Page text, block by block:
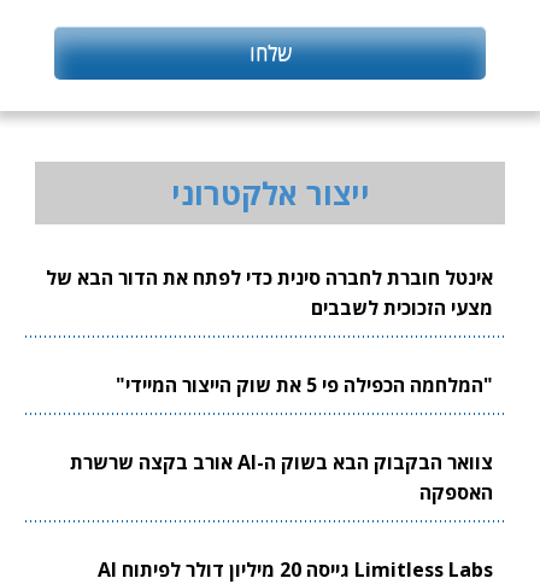
ייצור אלקטרוני
אינטל חוברת לחברה סינית כדי לפתח את הדור הבא של
מצעי הזכוכית לשבבים
"המלחמה הכפילה פי 5 את שוק הייצור המיידי"
צוואר הבקבוק הבא בשוק ה-AI אורב בקצה שרשרת
האספקה
Limitless Labs גייסה 20 מיליון דולר לפיתוח AI